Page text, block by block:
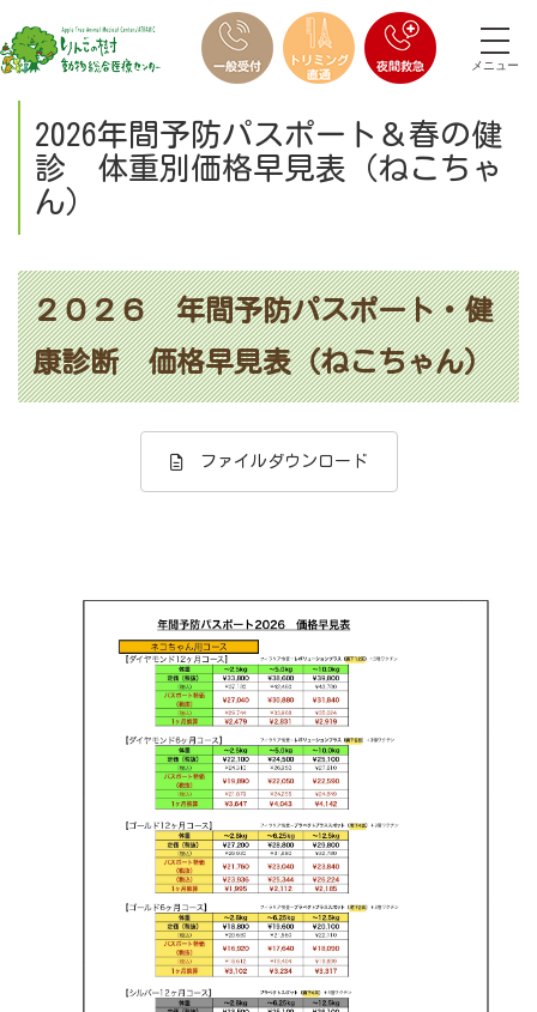
メニュー
2026年間予防パスポート＆春の健
診 体重別価格早見表（ねこちゃ
ん）
２０２６ 年間予防パスポート・健
康診断 価格早見表（ねこちゃん）
ファイルダウンロード